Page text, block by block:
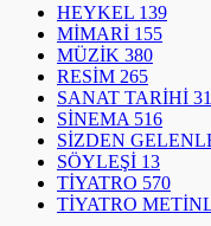
HEYKEL 139
MİMARİ 155
MÜZİK 380
RESİM 265
SANAT TARİHİ
SİNEMA 516
SİZDEN
SÖYLEŞİ 13
TİYATRO 570
TİYATRO